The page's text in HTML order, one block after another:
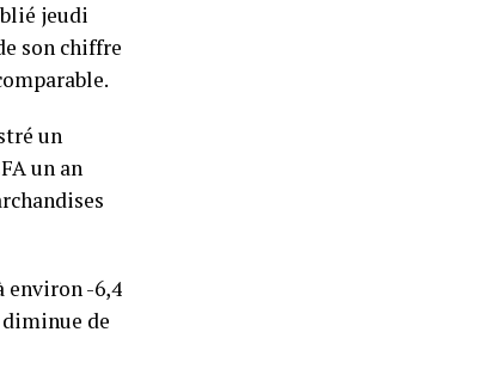
jeudi
son chiffre
un
un an
environ -6,4
de